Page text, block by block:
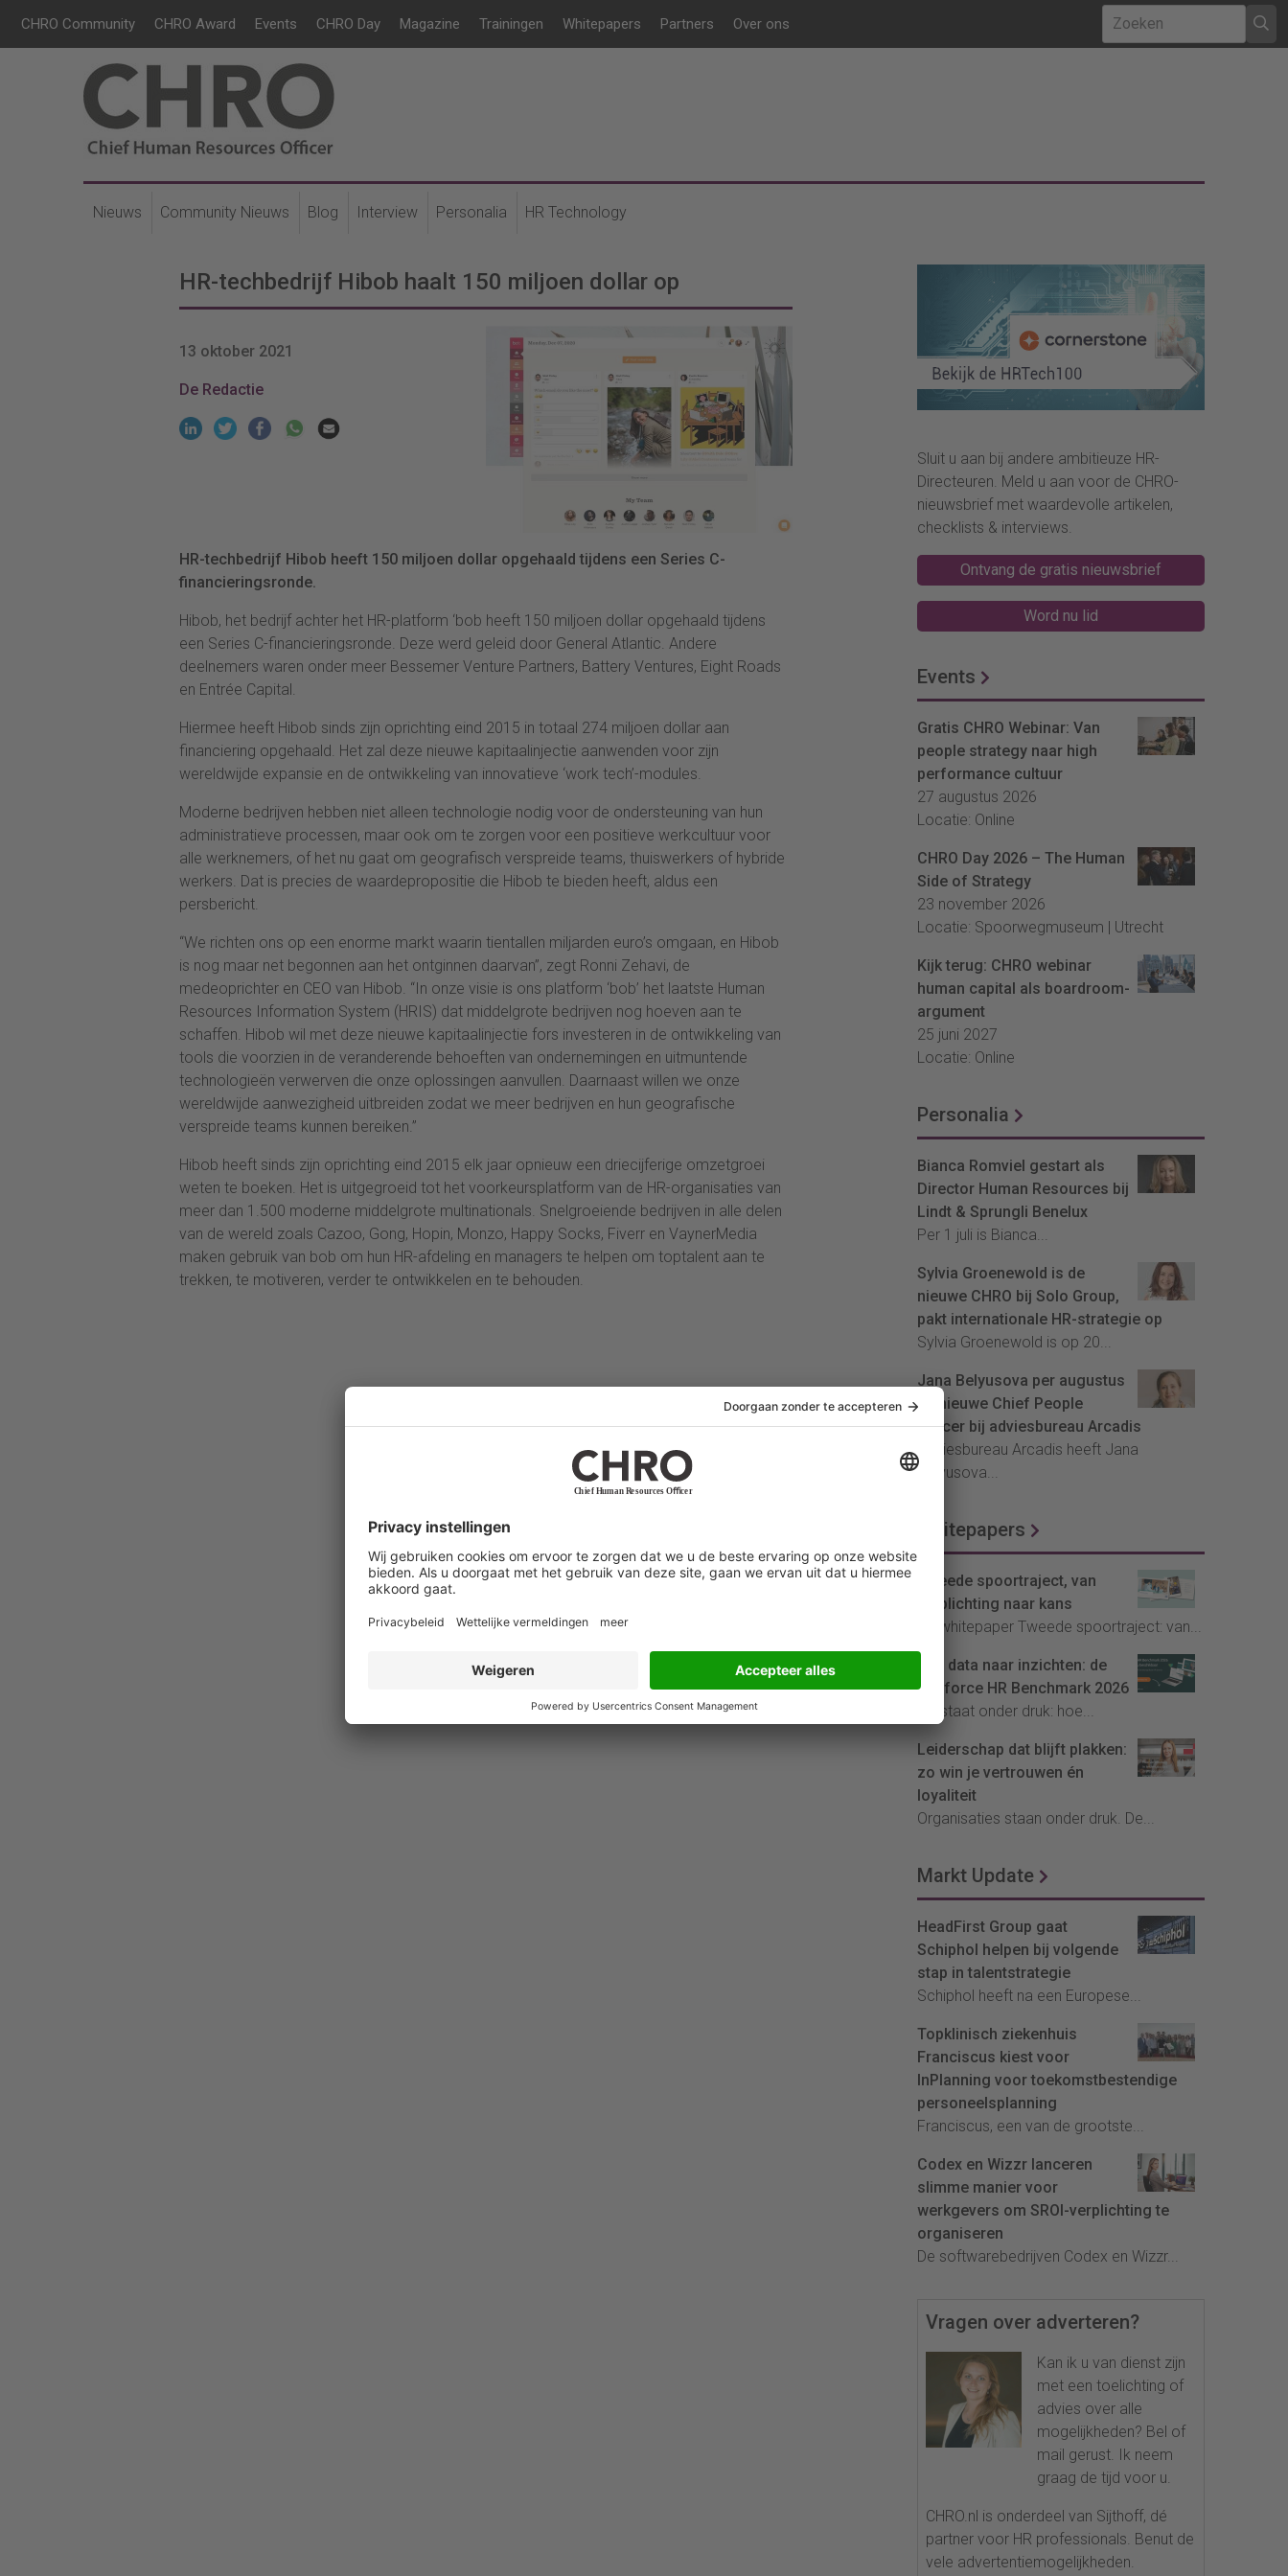
CHRO Community CHRO Award Events CHRO Day Magazine Trainingen Whitepapers Partners Over ons
Nieuws Community Nieuws Blog Interview Personalia HR Technology
HR-techbedrijf Hibob haalt 150 miljoen dollar op
13 oktober 2021
De Redactie
HR-techbedrijf Hibob heeft 150 miljoen dollar opgehaald tijdens een Series C-
financieringsronde.
Hibob, het bedrijf achter het HR-platform ‘bob heeft 150 miljoen dollar opgehaald tijdens
een Series C-financieringsronde. Deze werd geleid door General Atlantic. Andere
deelnemers waren onder meer Bessemer Venture Partners, Battery Ventures, Eight Roads
en Entrée Capital.
Hiermee heeft Hibob sinds zijn oprichting eind 2015 in totaal 274 miljoen dollar aan
financiering opgehaald. Het zal deze nieuwe kapitaalinjectie aanwenden voor zijn
wereldwijde expansie en de ontwikkeling van innovatieve ‘work tech’-modules.
Moderne bedrijven hebben niet alleen technologie nodig voor de ondersteuning van hun
administratieve processen, maar ook om te zorgen voor een positieve werkcultuur voor
alle werknemers, of het nu gaat om geografisch verspreide teams, thuiswerkers of hybride
werkers. Dat is precies de waardepropositie die Hibob te bieden heeft, aldus een
persbericht.
“We richten ons op een enorme markt waarin tientallen miljarden euro’s omgaan, en Hibob
is nog maar net begonnen aan het ontginnen daarvan”, zegt Ronni Zehavi, de
medeoprichter en CEO van Hibob. “In onze visie is ons platform ‘bob’ het laatste Human
Resources Information System (HRIS) dat middelgrote bedrijven nog hoeven aan te
schaffen. Hibob wil met deze nieuwe kapitaalinjectie fors investeren in de ontwikkeling van
tools die voorzien in de veranderende behoeften van ondernemingen en uitmuntende
technologieën verwerven die onze oplossingen aanvullen. Daarnaast willen we onze
wereldwijde aanwezigheid uitbreiden zodat we meer bedrijven en hun geografische
verspreide teams kunnen bereiken.”
Hibob heeft sinds zijn oprichting eind 2015 elk jaar opnieuw een driecijferige omzetgroei
weten te boeken. Het is uitgegroeid tot het voorkeursplatform van de HR-organisaties van
meer dan 1.500 moderne middelgrote multinationals. Snelgroeiende bedrijven in alle delen
van de wereld zoals Cazoo, Gong, Hopin, Monzo, Happy Socks, Fiverr en VaynerMedia
maken gebruik van bob om hun HR-afdeling en managers te helpen om toptalent aan te
trekken, te motiveren, verder te ontwikkelen en te behouden.
Sluit u aan bij andere ambitieuze HR-
Directeuren. Meld u aan voor de CHRO-
nieuwsbrief met waardevolle artikelen,
checklists & interviews.
Ontvang de gratis nieuwsbrief
Word nu lid
Events
Gratis CHRO Webinar: Van
people strategy naar high
performance cultuur
27 augustus 2026
Locatie: Online
CHRO Day 2026 – The Human
Side of Strategy
23 november 2026
Locatie: Spoorwegmuseum | Utrecht
Kijk terug: CHRO webinar
human capital als boardroom-
argument
25 juni 2027
Locatie: Online
Personalia
Bianca Romviel gestart als
Director Human Resources bij
Lindt & Sprungli Benelux
Per 1 juli is Bianca...
Sylvia Groenewold is de
nieuwe CHRO bij Solo Group,
pakt internationale HR-strategie op
Sylvia Groenewold is op 20...
Jana Belyusova per augustus
de nieuwe Chief People
Officer bij adviesbureau Arcadis
Adviesbureau Arcadis heeft Jana
Belyusova...
Whitepapers
Tweede spoortraject, van
verplichting naar kans
De whitepaper Tweede spoortraject: van...
Van data naar inzichten: de
Youforce HR Benchmark 2026
HR staat onder druk: hoe...
Leiderschap dat blijft plakken:
zo win je vertrouwen én
loyaliteit
Organisaties staan onder druk. De...
Markt Update
HeadFirst Group gaat
Schiphol helpen bij volgende
stap in talentstrategie
Schiphol heeft na een Europese...
Topklinisch ziekenhuis
Franciscus kiest voor
InPlanning voor toekomstbestendige
personeelsplanning
Franciscus, een van de grootste...
Codex en Wizzr lanceren
slimme manier voor
werkgevers om SROI-verplichting te
organiseren
De softwarebedrijven Codex en Wizzr...
Vragen over adverteren?
Kan ik u van dienst zijn
met een toelichting of
advies over alle
mogelijkheden? Bel of
mail gerust. Ik neem
graag de tijd voor u.
CHRO.nl is onderdeel van Sijthoff, dé
partner voor HR professionals. Benut de
vele advertentiemogelijkheden.